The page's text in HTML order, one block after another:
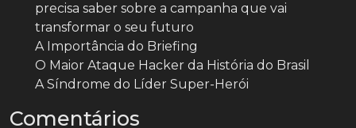
precisa saber sobre a campanha que vai
transformar o seu futuro
A Importância do Briefing
O Maior Ataque Hacker da História do Brasil
A Síndrome do Líder Super-Herói
Comentários